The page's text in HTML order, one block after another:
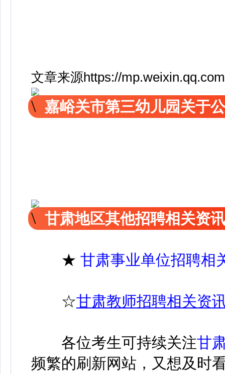
文章来源https://
嘉峪关市第三幼儿园关于
甘肃地区其他招聘相关资
★ 甘肃事业单位招聘相
☆甘肃教师招聘相关资
各位考生可持续关注甘
频繁的刷新网站，又想及时